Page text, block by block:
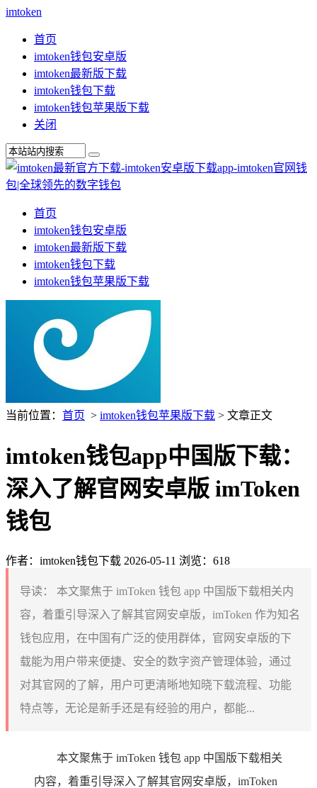
imtoken
首页
imtoken钱包安卓版
imtoken最新版下载
imtoken钱包下载
imtoken钱包苹果版下载
关闭
首页
imtoken钱包安卓版
imtoken最新版下载
imtoken钱包下载
imtoken钱包苹果版下载
当前位置： 首页 > imtoken钱包苹果版下载 > 文章正文
imtoken钱包app中国版下载：
深入了解官网安卓版 imToken
钱包
作者：imtoken钱包下载 2026-05-11 浏览：618
导读：
本文聚焦于 imToken 钱包 app 中国版下载相关内
容，着重引导深入了解其官网安卓版，imToken 作为知名
钱包应用，在中国有广泛的使用群体，官网安卓版的下
载能为用户带来便捷、安全的数字资产管理体验，通过
对其官网的了解，用户可更清晰地知晓下载流程、功能
特点等，无论是新手还是有经验的用户，都能...
本文聚焦于 imToken 钱包 app 中国版下载相关
内容，着重引导深入了解其官网安卓版，imToken